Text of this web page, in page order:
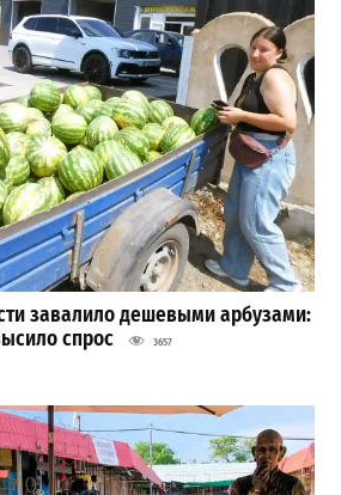
завалило дешевыми арбузами:
спрос
3657